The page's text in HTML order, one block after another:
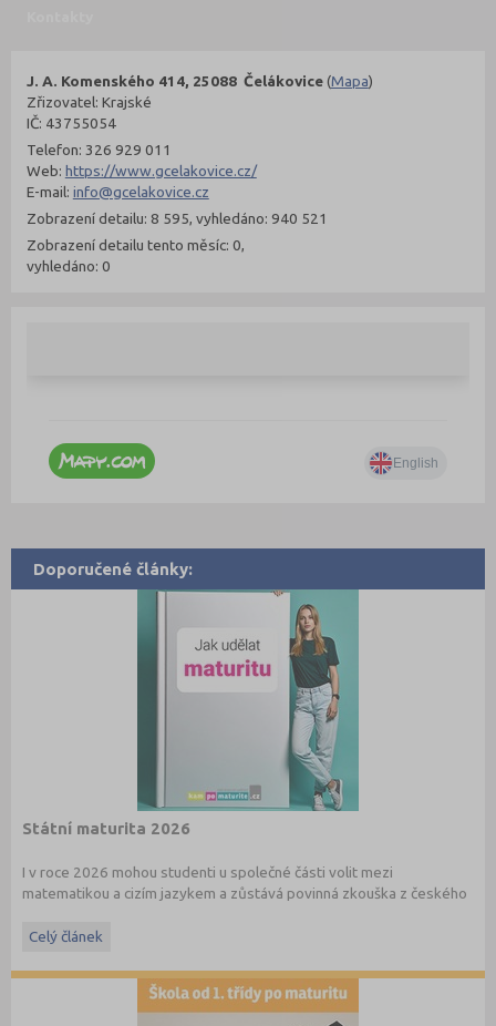
J. A. Komenského 414, 25088 Čelákovice(Mapa)
Zřizovatel: Krajské
IČ: 43755054
Telefon: 326 929 011
Web: https://www.gcelakovice.cz/
E-mail: info@gcelakovice.cz
Zobrazení detailu: 8 595, vyhledáno: 940 521
Zobrazení detailu tento měsíc: 0,
vyhledáno: 0
Doporučené články:
Státní maturita 2026
I v roce 2026 mohou studenti u společné části volit mezi
matematikou a cizím jazykem a zůstává povinná zkouška z českého
informacemi.
Celý článek